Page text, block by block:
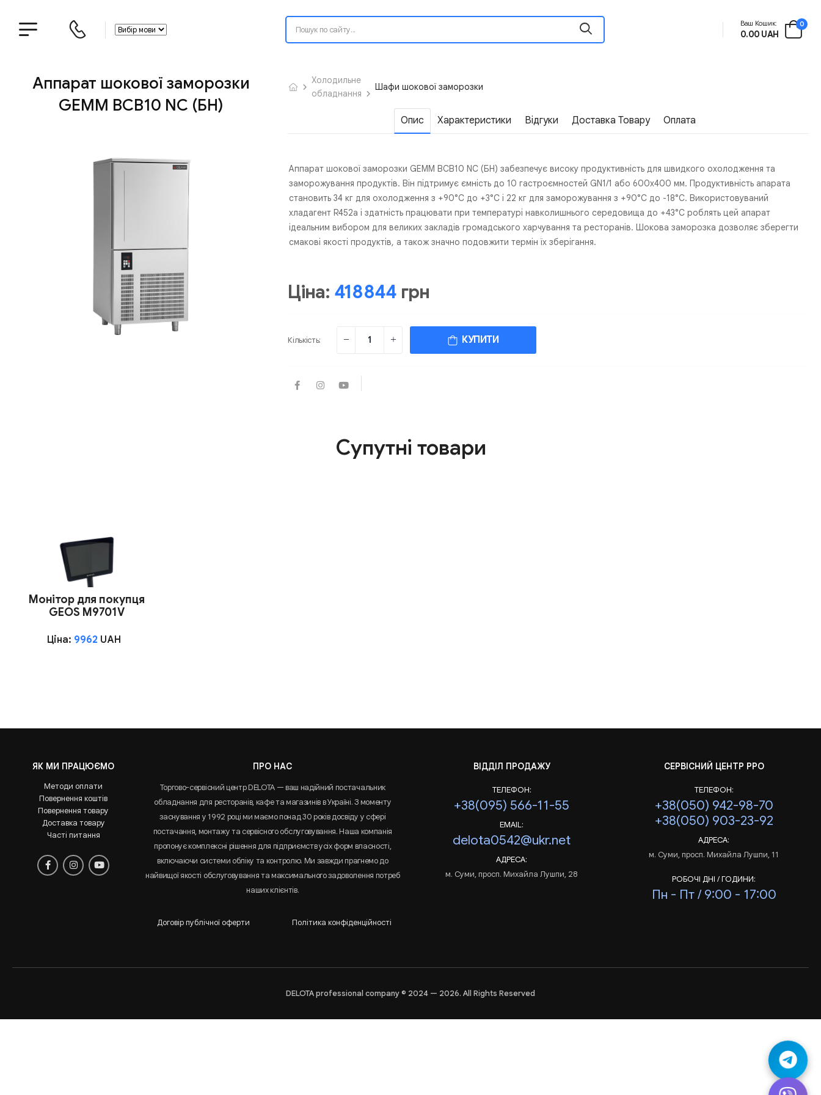
Ваш Кошик:
0.00 UAH
0
Аппарат шокової заморозки
GEMM BCB10 NC (БН)
Холодильне
обладнання
Шафи шокової заморозки
Опис Характеристики Відгуки Доставка Товару Оплата
Аппарат шокової заморозки GEMM BCB10 NC (БН) забезпечує високу продуктивність для швидкого охолодження та
заморожування продуктів. Він підтримує ємність до 10 гастроємностей GN1/1 або 600x400 мм. Продуктивність апарата
становить 34 кг для охолодження з +90°C до +3°C і 22 кг для заморожування з +90°C до -18°C. Використовуваний
хладагент R452a і здатність працювати при температурі навколишнього середовища до +43°C роблять цей апарат
ідеальним вибором для великих закладів громадського харчування та ресторанів. Шокова заморозка дозволяє зберегти
смакові якості продуктів, а також значно подовжити термін їх зберігання.
Ціна: 418844 грн
Кількість: КУПИТИ
Супутні товари
Монітор для покупця
GEOS M9701V
Ціна: 9962 UAH
ЯК МИ ПРАЦЮЄМО
Методи оплати
Повернення коштів
Повернення товару
Доставка товару
Часті питання
ПРО НАС
Торгово-сервісний центр DELOTA — ваш надійний постачальник
обладнання для ресторанів, кафе та магазинів в Україні. З моменту
заснування у 1992 році ми маємо понад 30 років досвіду у сфері
постачання, монтажу та сервісного обслуговування. Наша компанія
пропонує комплексні рішення для підприємств усіх форм власності,
включаючи системи обліку та контролю. Ми завжди прагнемо до
найвищої якості обслуговування та максимального задоволення потреб
наших клієнтів.
Договір публічної оферти Політика конфіденційності
ВІДДІЛ ПРОДАЖУ
ТЕЛЕФОН:
+38(095) 566-11-55
EMAIL:
delota0542@ukr.net
АДРЕСА:
м. Суми, просп. Михайла Лушпи, 28
СЕРВІСНИЙ ЦЕНТР РРО
ТЕЛЕФОН:
+38(050) 942-98-70
+38(050) 903-23-92
АДРЕСА:
м. Суми, просп. Михайла Лушпи, 11
РОБОЧІ ДНІ / ГОДИНИ:
Пн - Пт / 9:00 - 17:00
DELOTA professional company © 2024 — 2026. All Rights Reserved